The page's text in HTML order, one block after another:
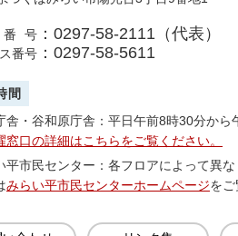
号 ：0297-58-2111（代表）
番号 ：0297-58-5611
間
舎・谷和原庁舎：平日午前8時30分から
口の詳細はこちらをご覧ください。
平市民センター：各フロアによって異な
みらい平市民センターホームページをご